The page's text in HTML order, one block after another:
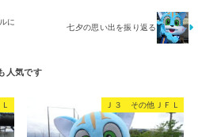
に
七夕の思い出を振り返る
Ｊ３ その他ＪＦＬ